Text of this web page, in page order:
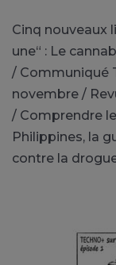
Cinq nouveaux
une“ : Le
/ Communiqué
novembre /
/ Comprendre
Philippines, la
contre la